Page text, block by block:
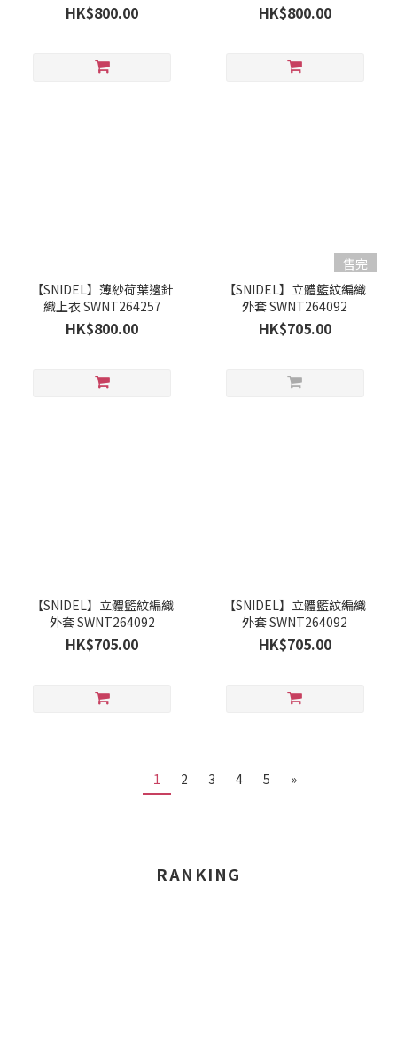
HK$800.00 HK$800.00
【SNIDEL】薄紗荷葉邊針
織上衣 SWNT264257
HK$800.00
售完
【SNIDEL】立體籃紋編織
外套 SWNT264092
HK$705.00
【SNIDEL】立體籃紋編織
外套 SWNT264092
HK$705.00
【SNIDEL】立體籃紋編織
外套 SWNT264092
HK$705.00
1 2 3 4 5 »
RANKING